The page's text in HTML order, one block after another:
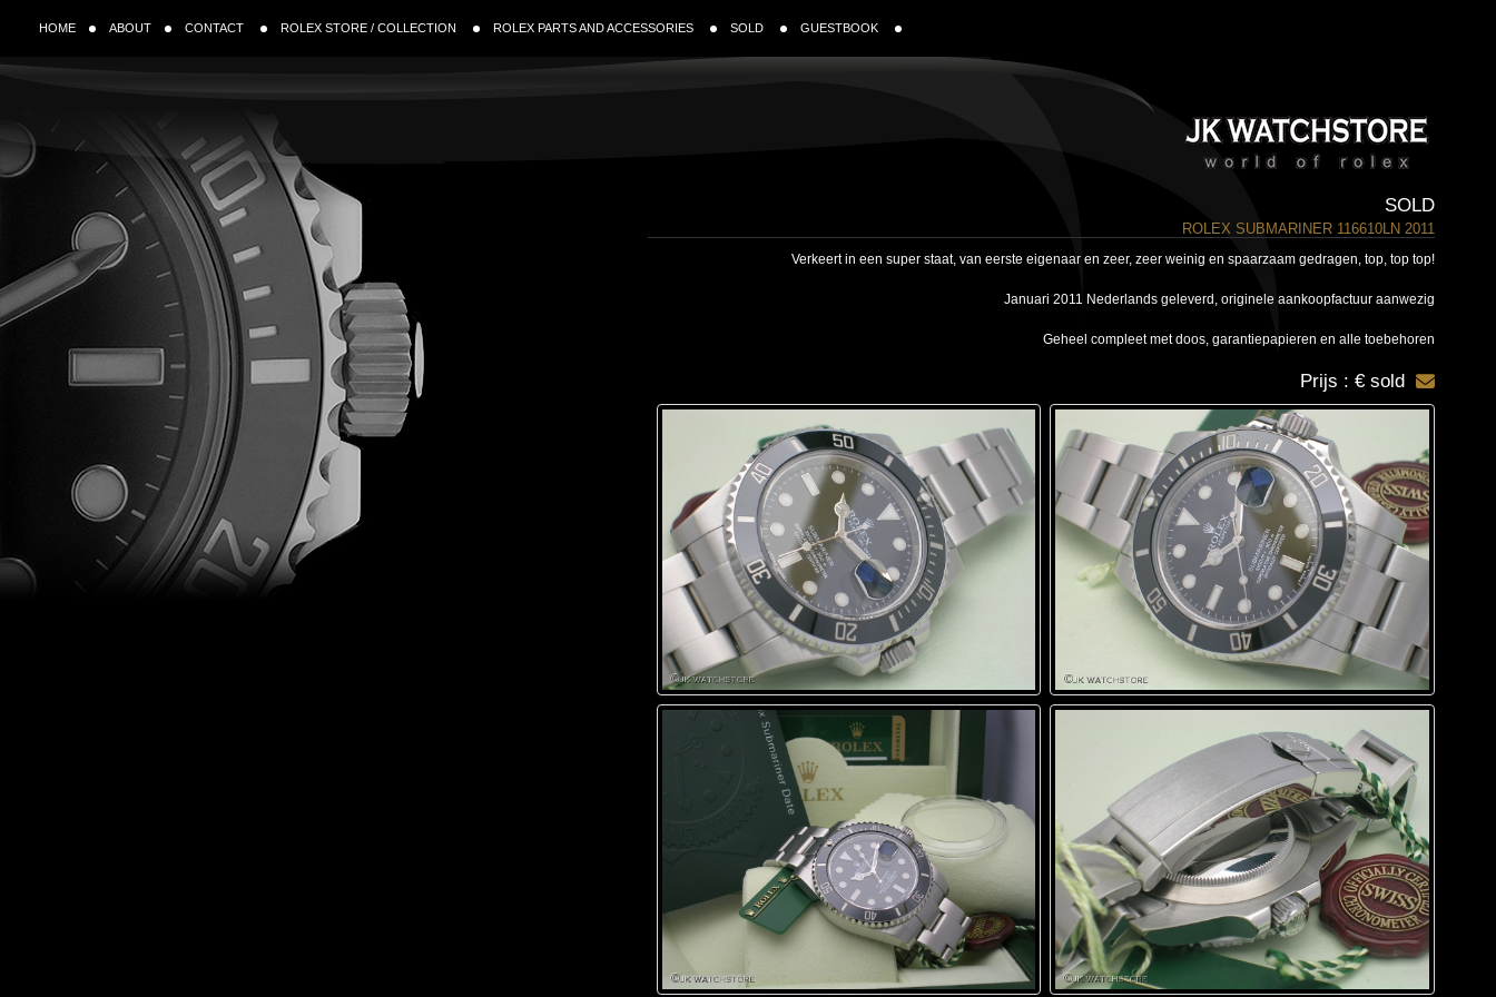
HOME ABOUT CONTACT ROLEX STORE / COLLECTION ROLEX PARTS AND ACCESSORIES SOLD GUESTBOOK
SOLD
ROLEX SUBMARINER 116610LN 2011
Verkeert in een super staat, van eerste eigenaar en zeer, zeer weinig en spaarzaam gedragen, top, top top!
Januari 2011 Nederlands geleverd, originele aankoopfactuur aanwezig
Geheel compleet met doos, garantiepapieren en alle toebehoren
Prijs : € sold